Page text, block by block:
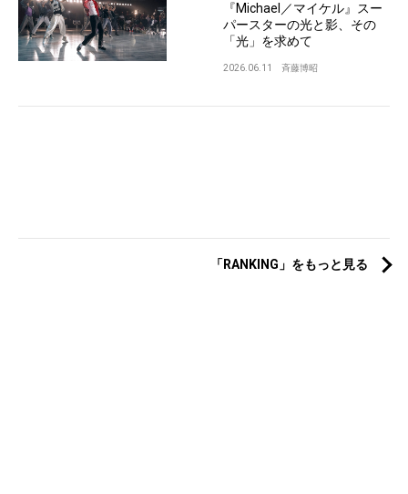
『Michael／マイケル』スー
パースターの光と影、その
「光」を求めて
2026.06.11 斉藤博昭
「RANKING」をもっと見る